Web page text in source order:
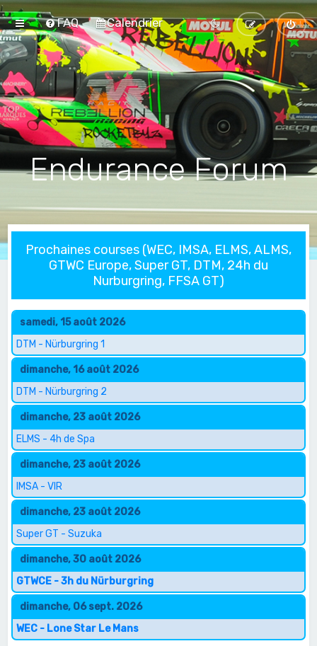
FAQ Calendrier
Endurance Forum
Prochaines courses (WEC, IMSA, ELMS, ALMS,
GTWC Europe, Super GT, DTM, 24h du
Nurburgring, FFSA GT)
samedi, 15 août 2026
DTM - Nürburgring 1
dimanche, 16 août 2026
DTM - Nürburgring 2
dimanche, 23 août 2026
ELMS - 4h de Spa
dimanche, 23 août 2026
IMSA - VIR
dimanche, 23 août 2026
Super GT - Suzuka
dimanche, 30 août 2026
GTWCE - 3h du Nürburgring
dimanche, 06 sept. 2026
WEC - Lone Star Le Mans